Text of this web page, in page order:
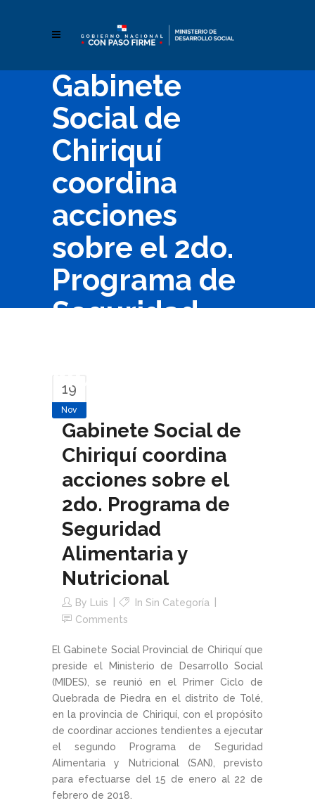
Gabinete
Social de
Chiriquí
coordina
acciones
sobre el 2do.
Programa de
Seguridad
Nutricional
19
Nov
Gabinete Social de
Chiriquí coordina
acciones sobre el
2do. Programa de
Seguridad
Alimentaria y
Nutricional
By Luis
In Sin Categoría
Comments
El Gabinete Social Provincial de Chiriquí que
preside el Ministerio de Desarrollo Social
(MIDES), se reunió en el Primer Ciclo de
Quebrada de Piedra en el distrito de Tolé,
en la provincia de Chiriquí, con el propósito
de coordinar acciones tendientes a ejecutar
el segundo Programa de Seguridad
Alimentaria y Nutricional (SAN), previsto
para efectuarse del 15 de enero al 22 de
febrero de 2018.